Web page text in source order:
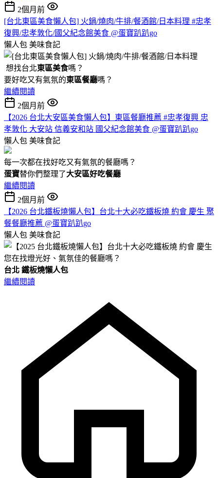
2個月前
[台北東區美食懶人包] 火鍋/燒肉/牛排/餐酒館/日本料理 #忠孝
復興/忠孝敦化/國父紀念館美食 @蛋寶趴趴go
懶人包 美味食記
想找台北東區美食嗎？
要好吃又有氣氛的東區餐廳嗎？
繼續閱讀
2個月前
【2026 台北大安區美食懶人包】東區餐廳推薦 #忠孝復興 忠
孝敦化 大安站 信義安和站 國父紀念館美食 @蛋寶趴趴go
懶人包 美味食記
每一次都在找好吃又有氣氛的餐廳嗎？
蛋寶替你們整理了大安區好吃餐廳
繼續閱讀
2個月前
【2026 台北鐵板燒懶人包】台北十大必吃鐵板燒 約會 慶生 聚
餐餐廳推薦 @蛋寶趴趴go
懶人包 美味食記
您在找燈光好、氣氛佳的餐廳嗎？
台北 鐵板燒懶人包
繼續閱讀